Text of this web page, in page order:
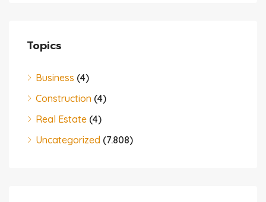
Topics
Business (4)
Construction (4)
Real Estate (4)
Uncategorized (7.808)